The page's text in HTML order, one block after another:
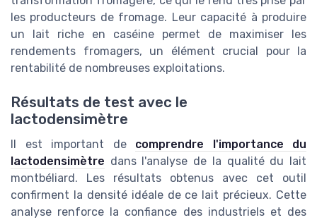
les producteurs de fromage. Leur capacité à produire
un lait riche en caséine permet de maximiser les
rendements fromagers, un élément crucial pour la
rentabilité de nombreuses exploitations.
Résultats de test avec le
lactodensimètre
Il est important de comprendre l'importance du
lactodensimètre dans l'analyse de la qualité du lait
montbéliard. Les résultats obtenus avec cet outil
confirment la densité idéale de ce lait précieux. Cette
analyse renforce la confiance des industriels et des